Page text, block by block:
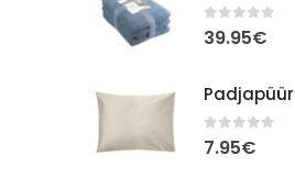
0out of 5
39.95€
0out of 5
7.95€